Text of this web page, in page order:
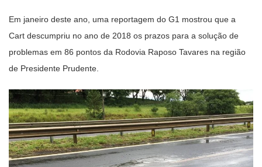
Em janeiro deste ano, uma reportagem do G1 mostrou que a
Cart descumpriu no ano de 2018 os prazos para a solução de
problemas em 86 pontos da Rodovia Raposo Tavares na região
de Presidente Prudente.